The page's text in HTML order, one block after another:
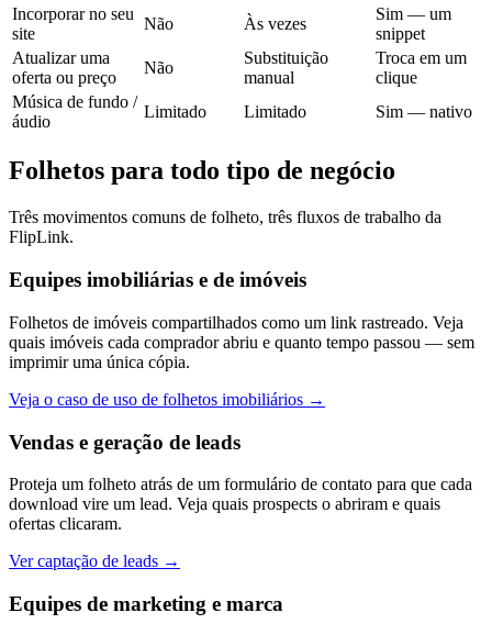
Incorporar no seu
site
Não Às vezes
Sim — um
snippet
Atualizar uma
oferta ou preço
Não
Substituição
manual
Troca em um
clique
Música de fundo /
áudio
Limitado Limitado Sim — nativo
Folhetos para todo tipo de negócio
Três movimentos comuns de folheto, três fluxos de trabalho da
FlipLink.
Equipes imobiliárias e de imóveis
Folhetos de imóveis compartilhados como um link rastreado. Veja
quais imóveis cada comprador abriu e quanto tempo passou — sem
imprimir uma única cópia.
Veja o caso de uso de folhetos imobiliários →
Vendas e geração de leads
Proteja um folheto atrás de um formulário de contato para que cada
download vire um lead. Veja quais prospects o abriram e quais
ofertas clicaram.
Ver captação de leads →
Equipes de marketing e marca